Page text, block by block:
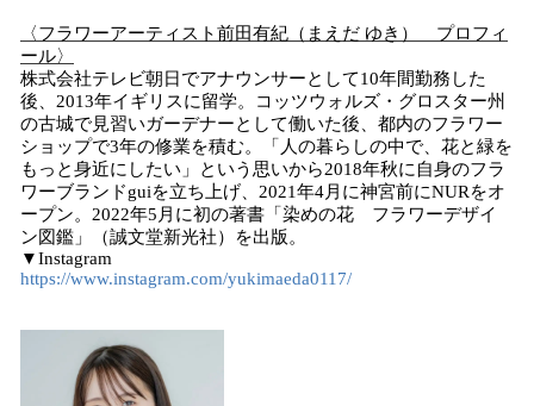
〈フラワーアーティスト前田有紀（まえだ ゆき） プロフィ
ール〉
株式会社テレビ朝日でアナウンサーとして10年間勤務した
後、2013年イギリスに留学。コッツウォルズ・グロスター州
の古城で見習いガーデナーとして働いた後、都内のフラワー
ショップで3年の修業を積む。「人の暮らしの中で、花と緑を
もっと身近にしたい」という思いから2018年秋に自身のフラ
ワーブランドguiを立ち上げ、2021年4月に神宮前にNURをオ
ープン。2022年5月に初の著書「染めの花 フラワーデザイ
ン図鑑」（誠文堂新光社）を出版。
▼Instagram
https://www.instagram.com/yukimaeda0117/